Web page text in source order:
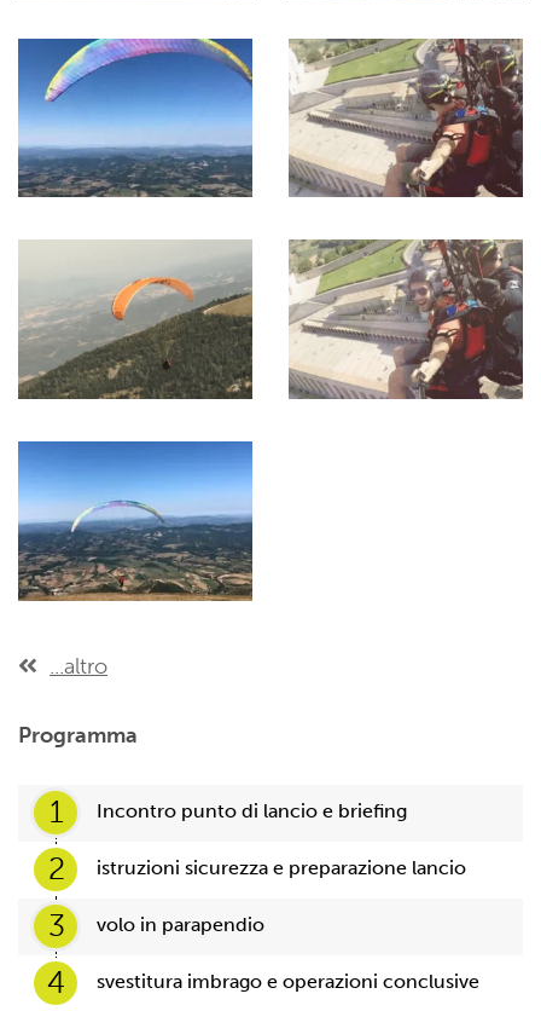
...altro
Programma
1 Incontro punto di lancio e briefing
2 istruzioni sicurezza e preparazione lancio
3 volo in parapendio
4 svestitura imbrago e operazioni conclusive